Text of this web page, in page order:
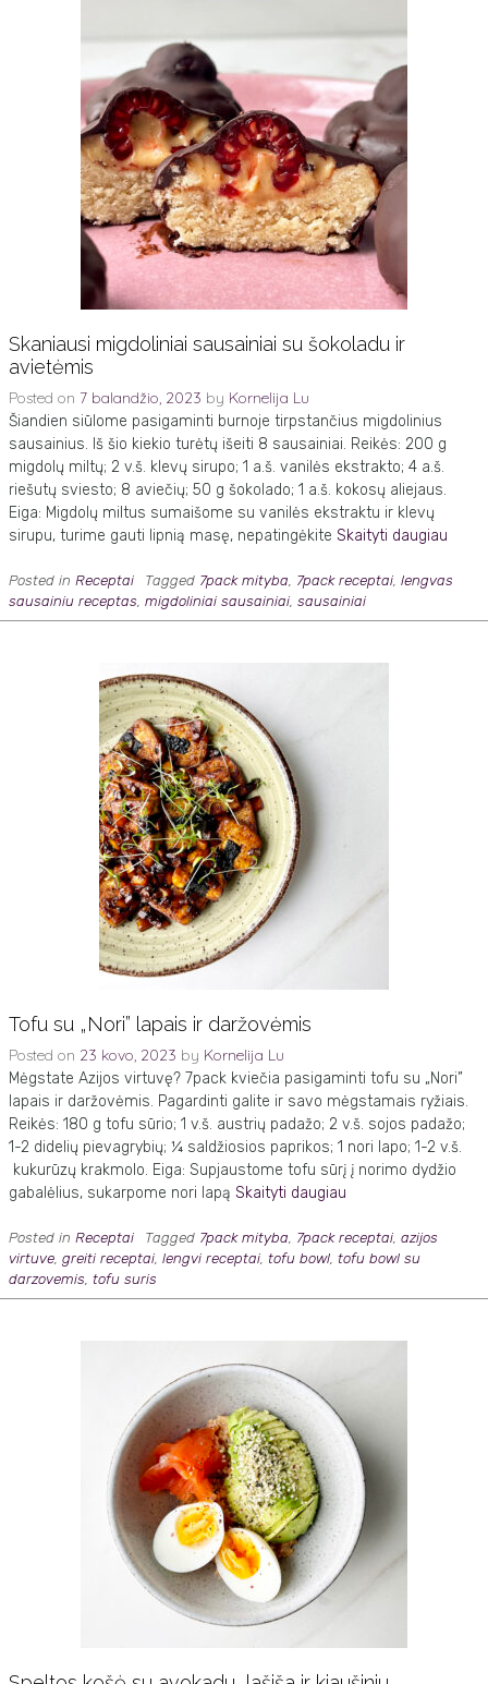
Skaniausi migdoliniai sausainiai su šokoladu ir
avietėmis
Posted on 7 balandžio, 2023 by Kornelija Lu
Šiandien siūlome pasigaminti burnoje tirpstančius migdolinius
sausainius. Iš šio kiekio turėtų išeiti 8 sausainiai. Reikės: 200 g
migdolų miltų; 2 v.š. klevų sirupo; 1 a.š. vanilės ekstrakto; 4 a.š.
riešutų sviesto; 8 aviečių; 50 g šokolado; 1 a.š. kokosų aliejaus.
Eiga: Migdolų miltus sumaišome su vanilės ekstraktu ir klevų
sirupu, turime gauti lipnią masę, nepatingėkite Skaityti daugiau
Posted in Receptai Tagged 7pack mityba, 7pack receptai, lengvas
sausainiu receptas, migdoliniai sausainiai, sausainiai
Tofu su „Nori” lapais ir daržovėmis
Posted on 23 kovo, 2023 by Kornelija Lu
Mėgstate Azijos virtuvę? 7pack kviečia pasigaminti tofu su „Nori”
lapais ir daržovėmis. Pagardinti galite ir savo mėgstamais ryžiais.
Reikės: 180 g tofu sūrio; 1 v.š. austrių padažo; 2 v.š. sojos padažo;
1-2 didelių pievagrybių; ¼ saldžiosios paprikos; 1 nori lapo; 1-2 v.š.
kukurūzų krakmolo. Eiga: Supjaustome tofu sūrį į norimo dydžio
gabalėlius, sukarpome nori lapą Skaityti daugiau
Posted in Receptai Tagged 7pack mityba, 7pack receptai, azijos
virtuve, greiti receptai, lengvi receptai, tofu bowl, tofu bowl su
darzovemis, tofu suris